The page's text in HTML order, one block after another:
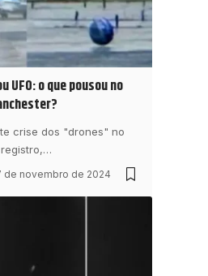
UFO: o que pousou no
crise dos "drones" no
…
de novembro de 2024